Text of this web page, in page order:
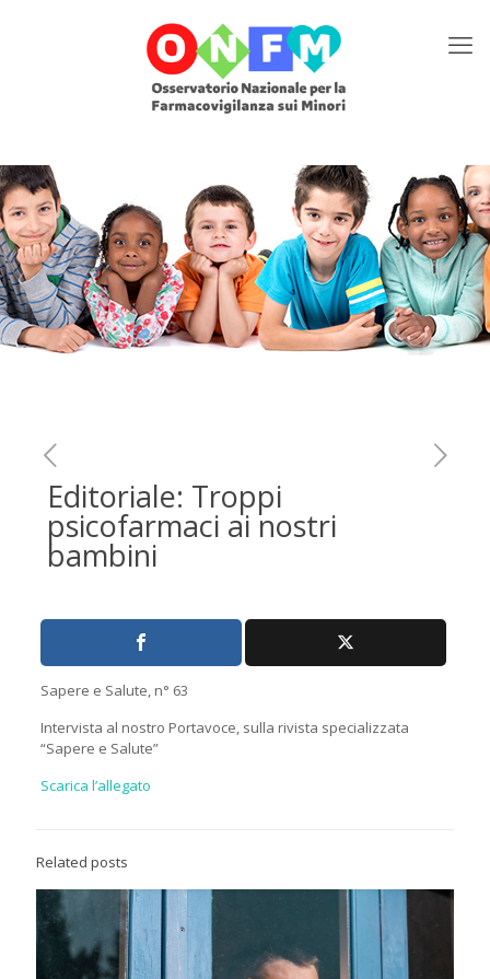
Editoriale: Troppi
psicofarmaci ai nostri
bambini
Sapere e Salute, n° 63
Intervista al nostro Portavoce, sulla rivista specializzata
“Sapere e Salute”
Scarica l’allegato
Related posts